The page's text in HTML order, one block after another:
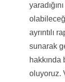
ayrıntılı
sunarak
hakkında
oluyoruz.